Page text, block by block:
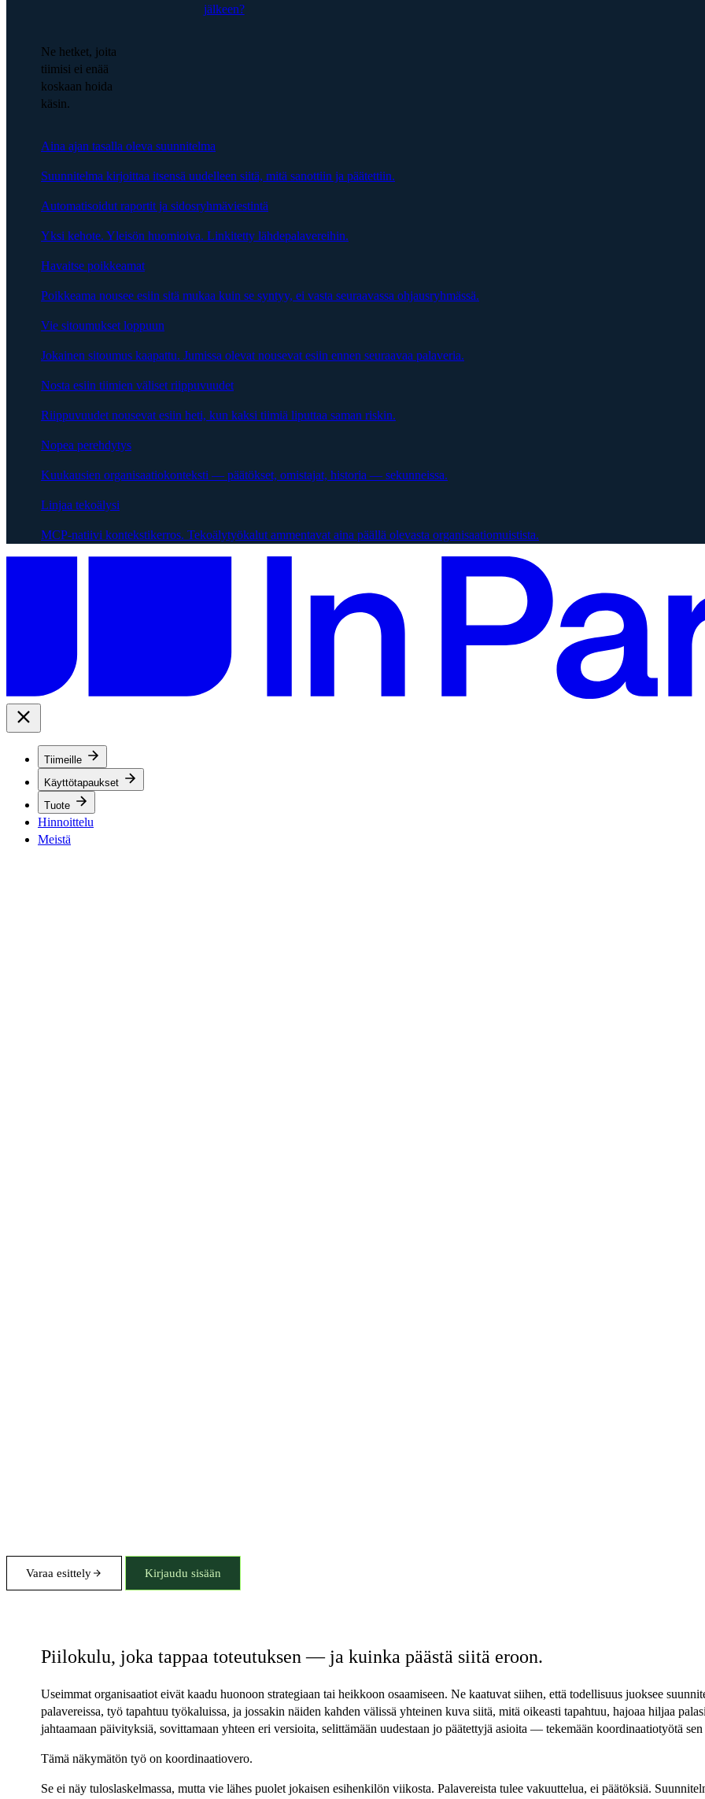
jälkeen?
Ne hetket, joita
tiimisi ei enää
koskaan hoida
käsin.
Aina ajan tasalla oleva suunnitelma
Suunnitelma kirjoittaa itsensä uudelleen siitä, mitä sanottiin ja päätettiin.
Automatisoidut raportit ja sidosryhmäviestintä
Yksi kehote. Yleisön huomioiva. Linkitetty lähdepalavereihin.
Havaitse poikkeamat
Poikkeama nousee esiin sitä mukaa kuin se syntyy, ei vasta seuraavassa ohjausryhmässä.
Vie sitoumukset loppuun
Jokainen sitoumus kaapattu. Jumissa olevat nousevat esiin ennen seuraavaa palaveria.
Nosta esiin tiimien väliset riippuvuudet
Riippuvuudet nousevat esiin heti, kun kaksi tiimiä liputtaa saman riskin.
Nopea perehdytys
Kuukausien organisaatiokonteksti — päätökset, omistajat, historia — sekunneissa.
Linjaa tekoälysi
MCP-natiivi kontekstikerros. Tekoälytyökalut ammentavat aina päällä olevasta organisaatiomuistista.
Tiimeille
Käyttötapaukset
Tuote
Hinnoittelu
Meistä
Varaa esittely Kirjaudu sisään
Piilokulu, joka tappaa toteutuksen — ja kuinka päästä siitä eroon.
Useimmat organisaatiot eivät kaadu huonoon strategiaan tai heikkoon osaamiseen. Ne kaatuvat siihen, että todellisuus juoksee
palavereissa, työ tapahtuu työkaluissa, ja jossakin näiden kahden välissä yhteinen kuva siitä, mitä oikeasti tapahtuu, hajoaa hiljaa
jahtaamaan päivityksiä, sovittamaan yhteen eri versioita, selittämään uudestaan jo päätettyjä asioita — tekemään koordinaatiotyötä
Tämä näkymätön työ on koordinaatiovero.
Se ei näy tuloslaskelmassa, mutta vie lähes puolet jokaisen esihenkilön viikosta. Palavereista tulee vakuuttelua, ei päätöksiä.